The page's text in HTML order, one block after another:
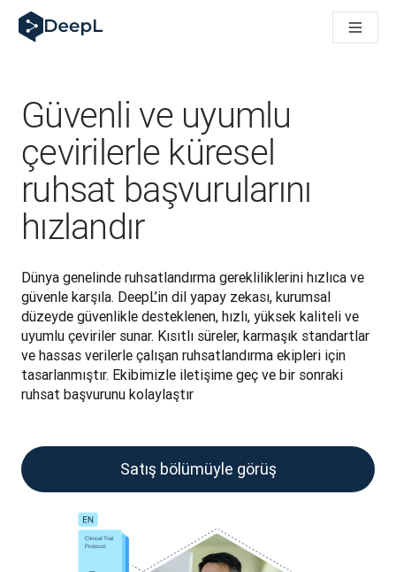
AI ajanları için DeepL
DeepL Translation Flow: Önemli kullanım senaryoları ve
Kurumsal Dil Yapay Zekasında Güvenin Şifresini Çözmek.
DeepL için Çeviri Kalite Değerlendirmesini Nasıl Geliştiriyoruz
Yüksek kaliteli metin çevirisinden gerçek zamanlı ses
Building an instantly accessible voice demo with DeepL
Güvenli ve uyumlu
çevirilerle küresel
ruhsat başvurularını
hızlandır
Dünya genelinde ruhsatlandırma gerekliliklerini hızlıca ve
güvenle karşıla. DeepL’in dil yapay zekası, kurumsal
düzeyde güvenlikle desteklenen, hızlı, yüksek kaliteli ve
uyumlu çeviriler sunar. Kısıtlı süreler, karmaşık standartlar
ve hassas verilerle çalışan ruhsatlandırma ekipleri için
tasarlanmıştır. Ekibimizle iletişime geç ve bir sonraki
ruhsat başvurunu kolaylaştır
Satış bölümüyle görüş